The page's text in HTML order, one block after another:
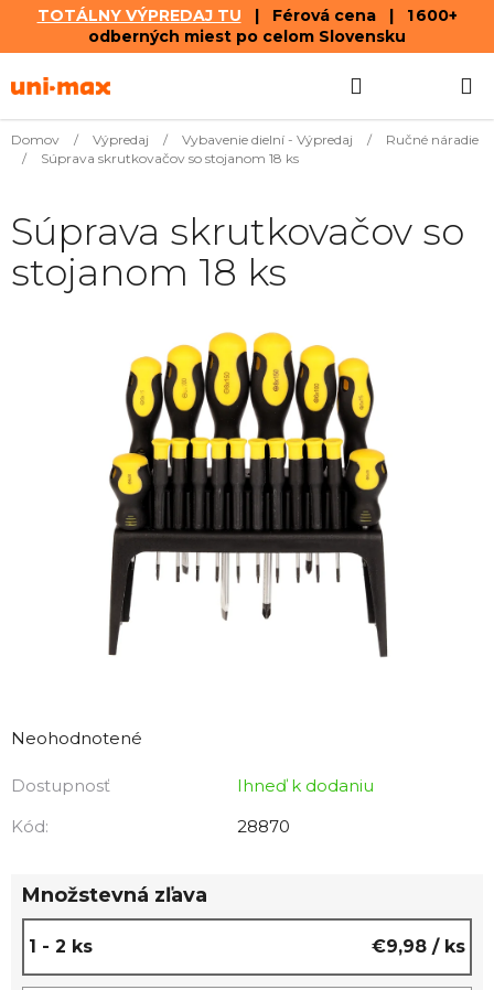
TOTÁLNY VÝPREDAJ TU | Férová cena | 1 600+
odberných miest po celom Slovensku
na
KOŠÍK
Domov / Výpredaj / Vybavenie dielní - Výpredaj /
Ručné náradie
/
Súprava skrutkovačov so stojanom 18 ks
hodnotenie
je
0,0
hviezdičiek.
Neohodnotené
Dostupnosť
Ihneď k dodaniu
Kód:
28870
Množstevná zľava
1 - 2 ks €9,98 / ks
Súprava skrutkovačov so
stojanom 18 ks